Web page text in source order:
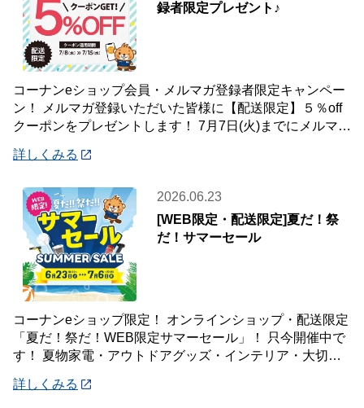
録者限定プレゼント♪
コーナンeショップ会員・メルマガ登録者限定キャンペー
ン！ メルマガ登録いただいた皆様に【配送限定】５％off
クーポンをプレゼントします！ 7月7日(火)までにメルマガ
詳しくみる
2026.06.23
[WEB限定・配送限定]夏だ！祭
だ！サマーセール
コーナンeショップ限定！ オンラインショップ・配送限定
「夏だ！祭だ！WEB限定サマーセール」！ 只今開催中で
す！ 夏物家電・アウトドアグッズ・インテリア・大切な
詳しくみる